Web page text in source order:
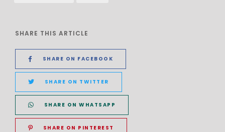
SHARE THIS ARTICLE
SHARE ON FACEBOOK
SHARE ON TWITTER
SHARE ON WHATSAPP
SHARE ON PINTEREST